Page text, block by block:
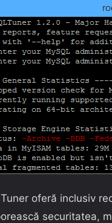
oferă inclusiv
securitatea,